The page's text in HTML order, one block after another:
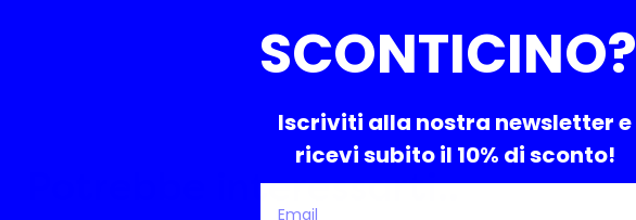
Potrebbe interessarti..
SCONTICINO?
Iscriviti alla nostra newsletter e
ricevi subito il 10% di sconto!